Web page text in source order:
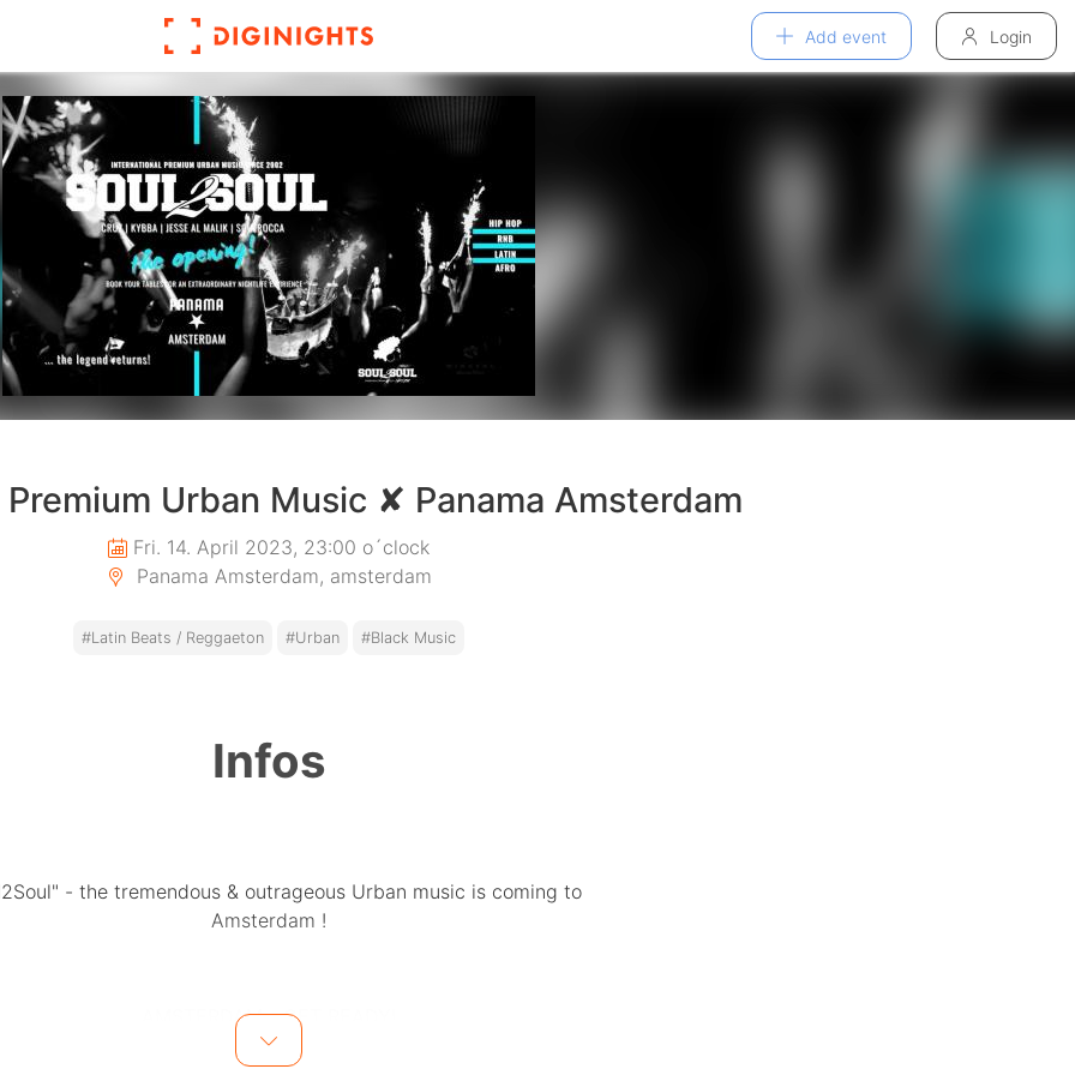
Add event Login
Urban Music ✘ Panama Amsterdam
Fri. 14. April 2023, 23:00 o´clock
Panama Amsterdam, amsterdam
#Latin Beats / Reggaeton #Urban #Black Music
Infos
- the tremendous & outrageous Urban music is coming to
Amsterdam !
AMSTERDAM - GET READY!
- Premium Urban Music at Club PANAMA, live in Amsterdam